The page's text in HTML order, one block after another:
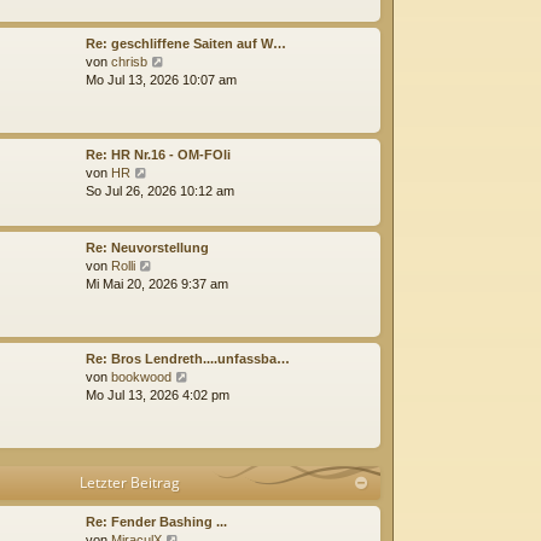
i
t
a
s
t
r
i
t
Re: geschliffene Saiten auf W…
von chrisb
e
s
t
r
e
i
r
Mo Jul 13, 2026 10:07 am
Re: HR Nr.16 - OM-FOli
von HR
e
e
s
t
e
e
i
r
So Jul 26, 2026 10:12 am
Re: Neuvorstellung
von Rolli
e
s
t
e
r
i
r
a
g
Mi Mai 20, 2026 9:37 am
Re: Bros Lendreth....unfassba…
von bookwood
e
s
r
B
Mo Jul 13, 2026 4:02 pm
Letzter Beitrag
Re: Fender Bashing ...